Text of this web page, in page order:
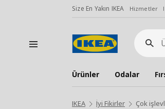
Size En Yakın IKEA Hizmetler
Ürün
Ara
Ürünler Odalar
IKEA İyi Fikirler Çok